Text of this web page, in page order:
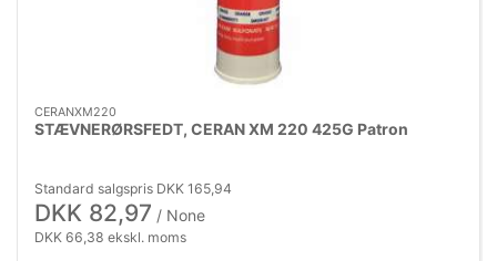
CERANXM220
STÆVNERØRSFEDT, CERAN XM 220 425G Patron
Standard salgspris DKK 165,94
DKK 82,97 / None
DKK 66,38 ekskl. moms